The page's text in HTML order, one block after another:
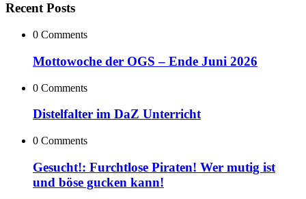
Recent Posts
0 Comments
Mottowoche der OGS – Ende Juni 2026
0 Comments
Distelfalter im DaZ Unterricht
0 Comments
Gesucht!: Furchtlose Piraten! Wer mutig ist
und böse gucken kann!